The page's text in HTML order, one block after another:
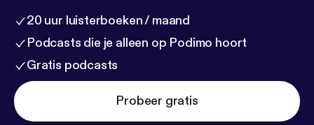
20 uur luisterboeken / maand
Podcasts die je alleen op Podimo hoort
Gratis podcasts
Probeer gratis